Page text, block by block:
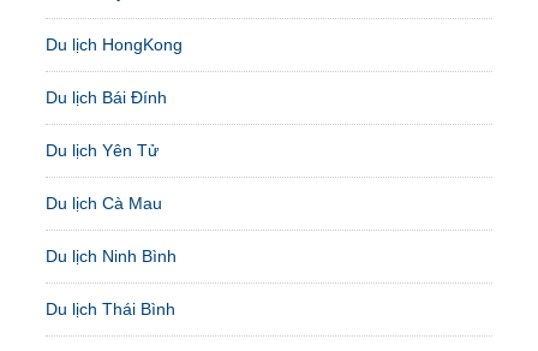
Du lịch HongKong
Du lịch Bái Đính
Du lịch Yên Tử
Du lịch Cà Mau
Du lịch Ninh Bình
Du lịch Thái Bình